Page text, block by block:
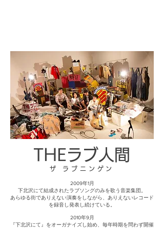
THEラブ人間
​ザ ラブニンゲン
2009年1月
下北沢にて結成されたラブソングのみを歌う音楽集団。
あらゆる街でありえない演奏をしながら、ありえないレコード
を録音し発表し続けている。
2010年9月
『下北沢にて』をオーガナイズし始め、毎年時期を問わず開催